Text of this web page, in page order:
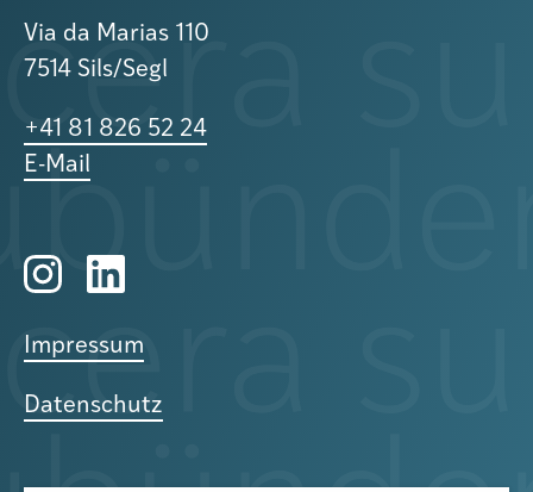
Via da Marias 110
7514 Sils/Segl
+41 81 826 52 24
E-Mail
Impressum
Datenschutz